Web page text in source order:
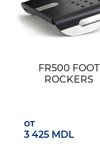
FR500 FOOT
ROCKERS
от
3 425 MDL